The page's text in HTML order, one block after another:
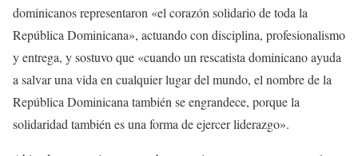
dominicanos representaron «el corazón solidario de toda la
República Dominicana», actuando con disciplina, profesionalismo
y entrega, y sostuvo que «cuando un rescatista dominicano ayuda
a salvar una vida en cualquier lugar del mundo, el nombre de la
República Dominicana también se engrandece, porque la
solidaridad también es una forma de ejercer liderazgo».